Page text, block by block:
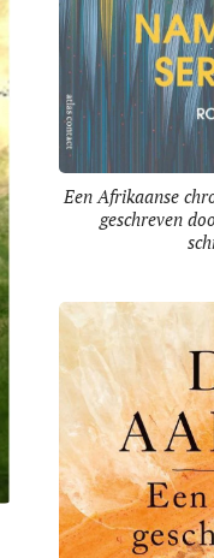
Een Afrikaanse
geschreven